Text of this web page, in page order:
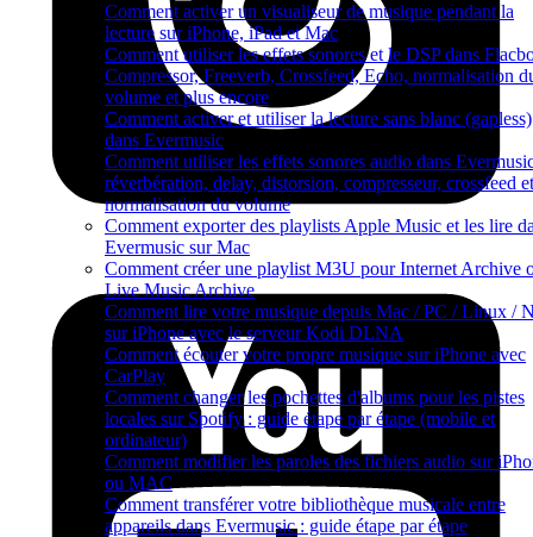
Comment activer un visualiseur de musique pendant la
lecture sur iPhone, iPad et Mac
Comment utiliser les effets sonores et le DSP dans
Compressor, Freeverb, Crossfeed, Echo, normalisation
volume et plus encore
Comment activer et utiliser la lecture sans blanc (gapless)
dans Evermusic
Comment utiliser les effets sonores audio dans
réverbération, delay, distorsion, compresseur, crossfeed et
normalisation du volume
Comment exporter des playlists Apple Music et les lire
Evermusic sur Mac
Comment créer une playlist M3U pour Internet Archive
Live Music Archive
Comment lire votre musique depuis Mac / PC / Linux /
sur iPhone avec le serveur Kodi DLNA
Comment écouter votre propre musique sur iPhone avec
CarPlay
Comment changer les pochettes d'albums pour les pistes
locales sur Spotify : guide étape par étape (mobile et
ordinateur)
Comment modifier les paroles des fichiers audio sur
ou MAC
Comment transférer votre bibliothèque musicale entre
appareils dans Evermusic : guide étape par étape